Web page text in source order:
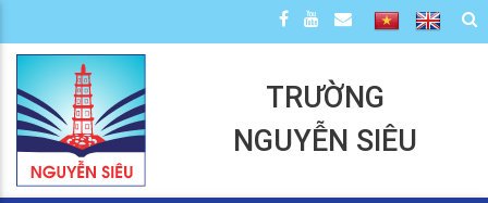
TRƯỜNG
NGUYỄN SIÊU